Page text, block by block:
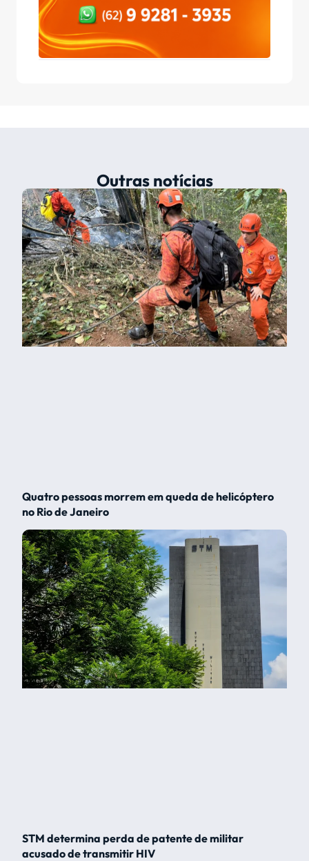
Outras notícias
Quatro pessoas morrem em queda de helicóptero
no Rio de Janeiro
STM determina perda de patente de militar
acusado de transmitir HIV